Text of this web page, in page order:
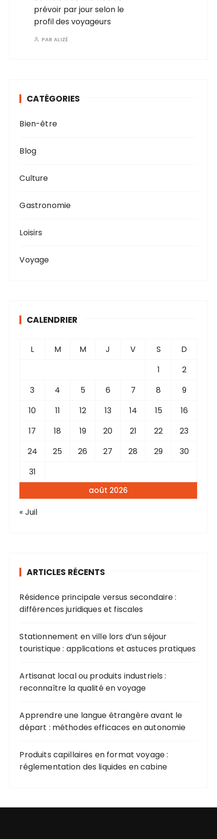
prévoir par jour selon le
profil des voyageurs
PARALIZÉ
CATÉGORIES
Bien-être
Blog
Culture
Gastronomie
Loisirs
Voyage
CALENDRIER
août 2026
L M M J V S
D
1
2
3
4 5 6 7 8
9
10
11 12 13 14 15
16
17
18 19 20 21 22
23
24
25 26 27 28 29
30
31
« Juil
ARTICLES RÉCENTS
Résidence principale versus secondaire :
différences juridiques et fiscales
Stationnement en ville lors d’un séjour
touristique : applications et astuces pratiques
Artisanat local ou produits industriels :
reconnaître la qualité en voyage
Apprendre une langue étrangère avant le
départ : méthodes efficaces en autonomie
Produits capillaires en format voyage :
réglementation des liquides en cabine